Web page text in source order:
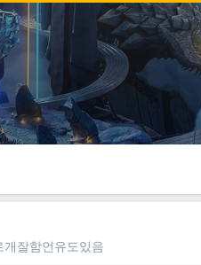
잘함언유도있음